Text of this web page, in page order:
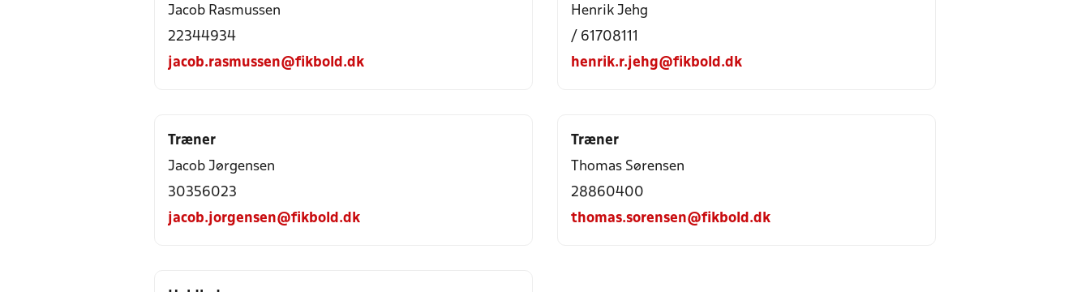
Jacob Rasmussen
22344934
jacob.rasmussen@fikbold.dk
Henrik Jehg
/ 61708111
henrik.r.jehg@fikbold.dk
Træner
Jacob Jørgensen
30356023
jacob.jorgensen@fikbold.dk
Træner
Thomas Sørensen
28860400
thomas.sorensen@fikbold.dk